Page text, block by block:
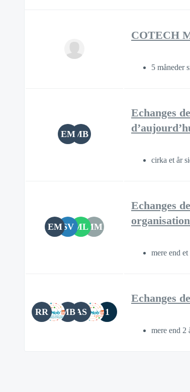
COTECH
5 måneder
EMMB
Echanges
cirka et år
EMSVMLMM
Echanges
mere end
RR MBAS 1
Echanges
mere end 2